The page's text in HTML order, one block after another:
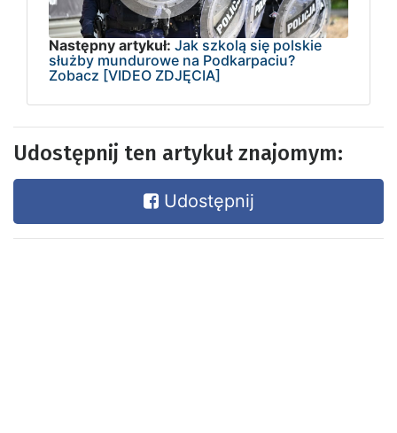
Następny artykuł: Jak szkolą się polskie
służby mundurowe na Podkarpaciu?
Zobacz [VIDEO ZDJĘCIA]
Udostępnij ten artykuł znajomym:
Udostępnij